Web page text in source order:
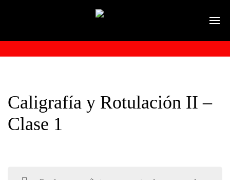
Caligrafía y Rotulación II –
Clase 1